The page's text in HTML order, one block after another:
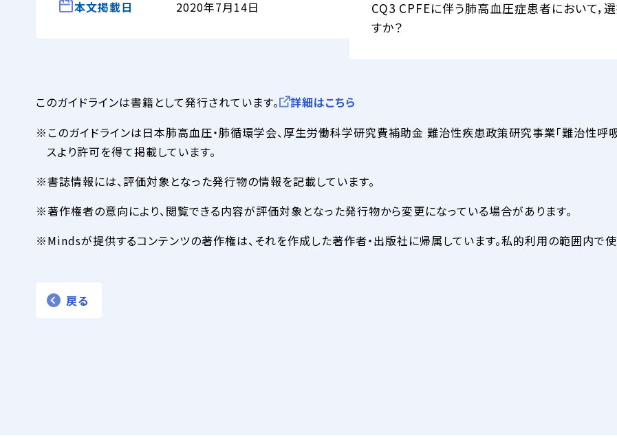
本文掲載日
2020年7月14日
CQ3 CPFEに伴う肺高血圧症患者において，
すか？
このガイドラインは書籍として発行されています。
詳細はこちら
このガイドラインは日本肺高血圧・肺循環学会、厚生労働科学研究費補助金 難治性疾患政策研究事業「難治性呼
スより許可を得て掲載しています。
書誌情報には、評価対象となった発行物の情報を記載しています。
著作権者の意向により、閲覧できる内容が評価対象となった発行物から変更になっている場合があります。
Mindsが提供するコンテンツの著作権は、それを作成した著作者・出版社に帰属しています。私的利用の範囲内で
戻る